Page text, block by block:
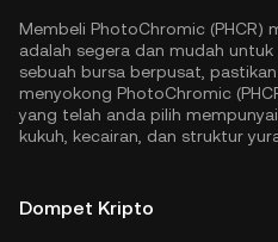
Membeli PhotoChromic (PHCR)
adalah segera dan mudah
sebuah bursa berpusat,
menyokong PhotoChromic
yang telah anda pilih
kukuh, kecairan, dan struktur
Dompet Kripto